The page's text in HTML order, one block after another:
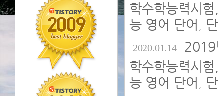
학수학능력시
능 영어 단어,
2020.01.14 2019
학수학능력시
능 영어 단어,